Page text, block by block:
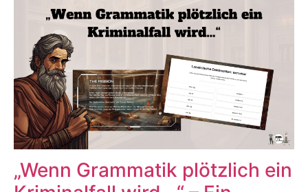
„Wenn Grammatik plötzlich ein